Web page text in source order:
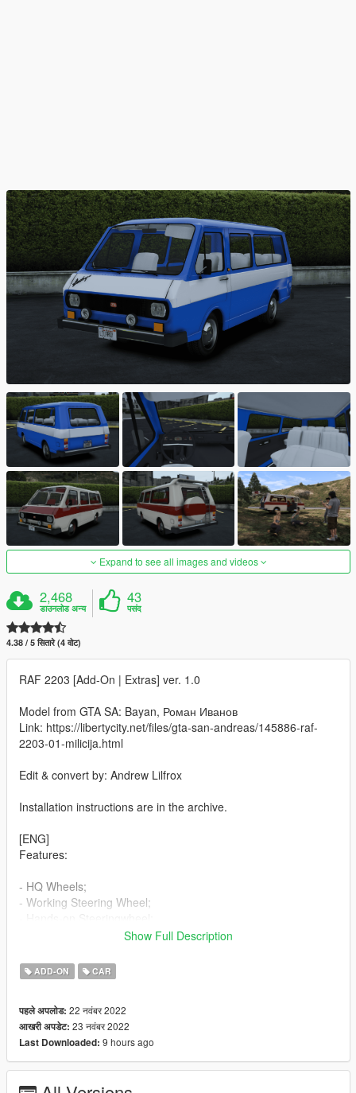
Expand to see all images and videos
2,468
डाउनलोड अन्य
43
पसंद
4.38 / 5 सितारे (4 वोट)
RAF 2203 [Add-On | Extras] ver. 1.0
Model from GTA SA: Bayan, Роман Иванов
Link: https://libertycity.net/files/gta-san-andreas/145886-raf-
2203-01-milicija.html
Edit & convert by: Andrew Lilfrox
Installation instructions are in the archive.
[ENG]
Features:
- HQ Wheels;
- Working Steering Wheel;
- Correct player position;
- Working Dials;
- Working headlights;
- Breakable glass windows;
- Tintable Windows;
- Wheels tuning;
- Extras;
Show Full Description
ADD-ON CAR
पहले अपलोड: 22 नवंबर 2022
आखरी अपडेट: 23 नवंबर 2022
Last Downloaded: 9 hours ago